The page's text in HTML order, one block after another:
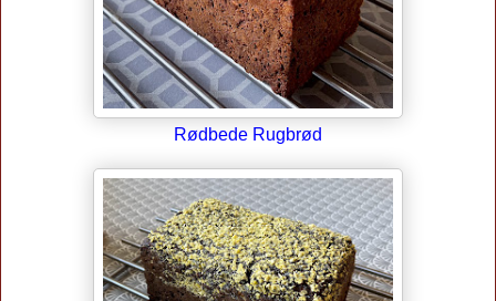
Rødbede Rugbrød